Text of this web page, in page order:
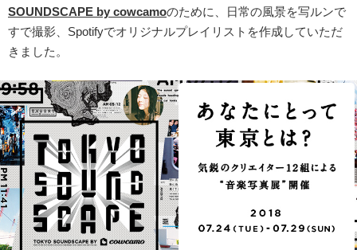
SOUNDSCAPE by cowcamoのために、日常の風景を写ルンで
すで撮影、Spotifyでオリジナルプレイリストを作成していただ
きました。